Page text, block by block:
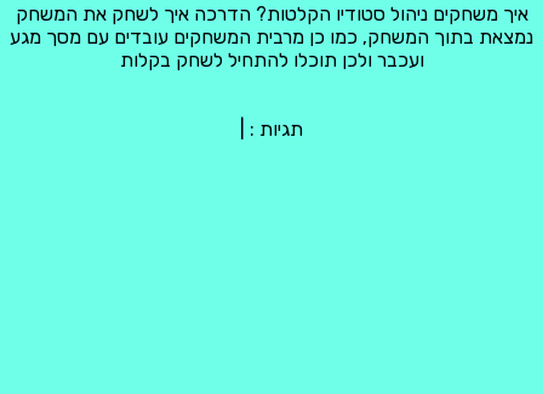
איך משחקים ניהול סטודיו הקלטות? הדרכה איך לשחק את המשחק
נמצאת בתוך המשחק, כמו כן מרבית המשחקים עובדים עם מסך מגע
ועכבר ולכן תוכלו להתחיל לשחק בקלות
תגיות :